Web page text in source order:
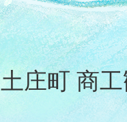
土庄町 商